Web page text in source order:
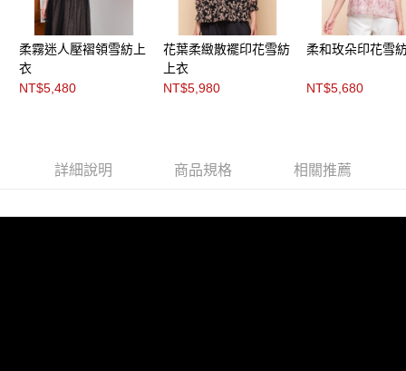
３．未成年的使用者請事先徵得法定代理人或監護人之同意方可使用
「AFTEE先享後付」，若未經同意申辦者引起之損失，本公司不負相關責
４．使用「AFTEE先享後付」時，將依據個別帳號之用戶狀況，依本公司即
時審查核予不同之上限額度；若仍有額度不足之情形，本公司將視審查結果
請求用戶進行身份認證。
付款後門市自取
免運費
柔霧迷人壓褶領雪紡上
衣
NT$5,480
花葉柔緻散襬印花雪紡
上衣
NT$5,980
柔和玫朵印花雪
NT$5,680
詳細說明 商品規格 相關推薦